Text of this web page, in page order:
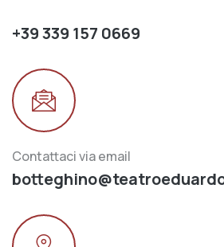
+39 339 157 0669
Contattaci via email